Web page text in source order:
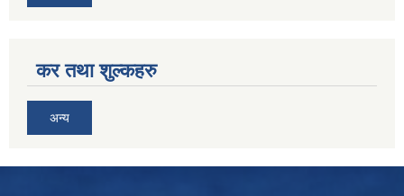
कर तथा शुल्कहरु
अन्य